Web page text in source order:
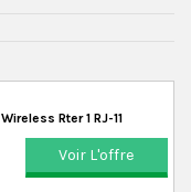
Rter 1 RJ-11
Voir L'offre